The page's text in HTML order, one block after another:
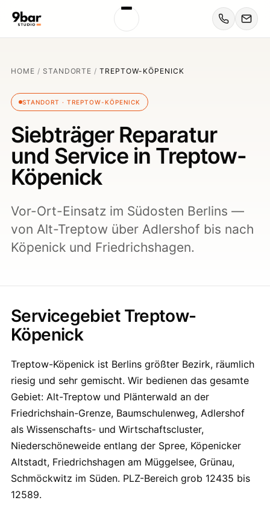
HOME / STANDORTE /TREPTOW-KÖPENICK
STANDORT · TREPTOW-KÖPENICK
Siebträger Reparatur
und Service in Treptow-
Köpenick
Vor-Ort-Einsatz im Südosten Berlins —
von Alt-Treptow über Adlershof bis nach
Köpenick und Friedrichshagen.
Servicegebiet Treptow-
Köpenick
Treptow-Köpenick ist Berlins größter Bezirk, räumlich
riesig und sehr gemischt. Wir bedienen das gesamte
Gebiet: Alt-Treptow und Plänterwald an der
Friedrichshain-Grenze, Baumschulenweg, Adlershof
als Wissenschafts- und Wirtschaftscluster,
Niederschöneweide entlang der Spree, Köpenicker
Altstadt, Friedrichshagen am Müggelsee, Grünau,
Schmöckwitz im Süden. PLZ-Bereich grob 12435 bis
12589.